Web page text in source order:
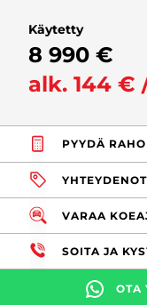
Käytetty
8 990 €
alk. 144 €
PYYDÄ
VARAA
SOITA JA
OTA